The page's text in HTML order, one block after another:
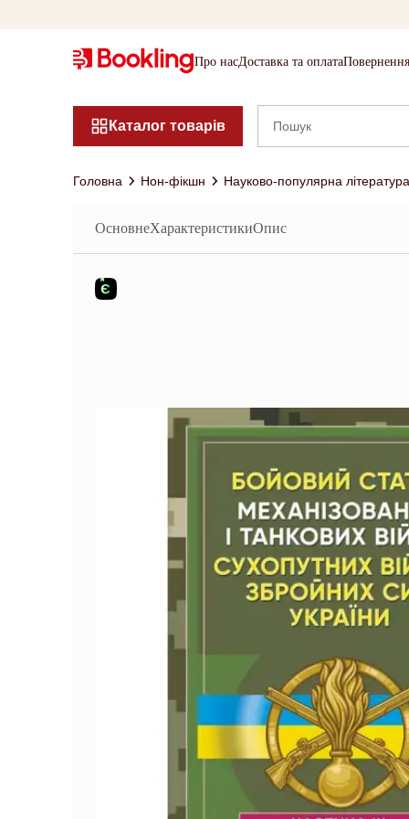
Про насДоставка та оплата
Каталог товарів
Головна Нон-фікшн Науково-популярна література
ОсновнеХарактеристикиОпис